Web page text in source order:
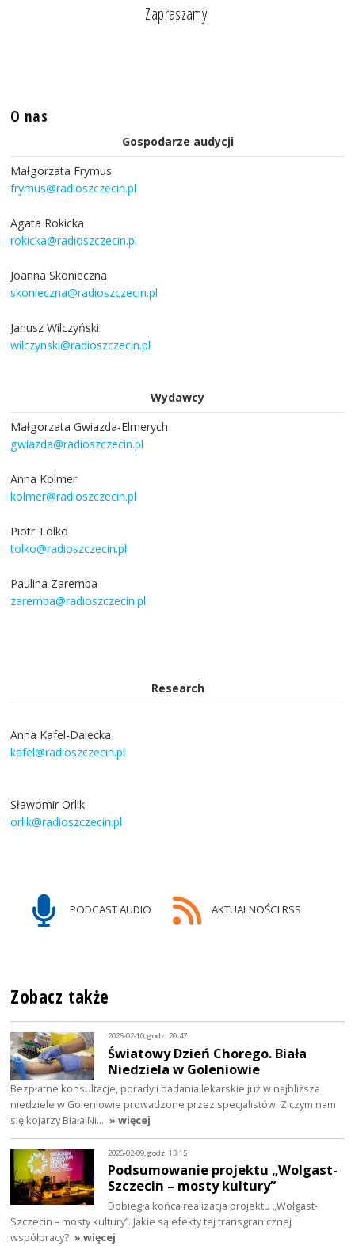
Zapraszamy!
O nas
Gospodarze audycji
Małgorzata Frymus
frymus@radioszczecin.pl
Agata Rokicka
rokicka@radioszczecin.pl
Joanna Skonieczna
skonieczna@radioszczecin.pl
Janusz Wilczyński
wilczynski@radioszczecin.pl
Wydawcy
Małgorzata Gwiazda-Elmerych
gwiazda@radioszczecin.pl
Anna Kolmer
kolmer@radioszczecin.pl
Piotr Tolko
tolko@radioszczecin.pl
Paulina Zaremba
zaremba@radioszczecin.pl
Research
Anna Kafel-Dalecka
kafel@radioszczecin.pl
Sławomir Orlik
orlik@radioszczecin.pl
PODCAST AUDIO AKTUALNOŚCI RSS
Zobacz także
2026-02-10, godz. 20:47
Światowy Dzień Chorego. Biała
Niedziela w Goleniowie
Bezpłatne konsultacje, porady i badania lekarskie już w najbliższa
niedziele w Goleniowie prowadzone przez specjalistów. Z czym nam
się kojarzy Biała Ni… » więcej
2026-02-09, godz. 13:15
Podsumowanie projektu „Wolgast-
Szczecin – mosty kultury”
Dobiegła końca realizacja projektu „Wolgast-
Szczecin – mosty kultury”. Jakie są efekty tej transgranicznej
współpracy? » więcej